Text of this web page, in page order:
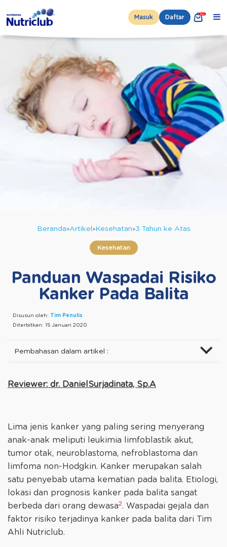
Masuk Daftar
Beranda Artikel Kesehatan 3 Tahun ke Atas
Kesehatan
Panduan Waspadai Risiko
Kanker Pada Balita
Disusun oleh: Tim Penulis
Diterbitkan: 15 Januari 2020
Pembahasan dalam artikel :
Reviewer: dr. DanielSurjadinata, Sp.A
Lima jenis kanker yang paling sering menyerang
anak-anak meliputi leukimia limfoblastik akut,
tumor otak, neuroblastoma, nefroblastoma dan
limfoma non-Hodgkin. Kanker merupakan salah
satu penyebab utama kematian pada balita. Etiologi,
lokasi dan prognosis kanker pada balita sangat
berbeda dari orang dewasa2. Waspadai gejala dan
faktor risiko terjadinya kanker pada balita dari Tim
Ahli Nutriclub.